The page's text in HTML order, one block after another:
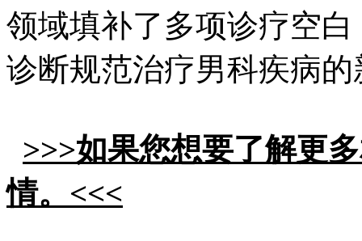
领域填补了多项诊疗空
诊断规范治疗男科疾病
>>>如果您想要了解更
情。<<<